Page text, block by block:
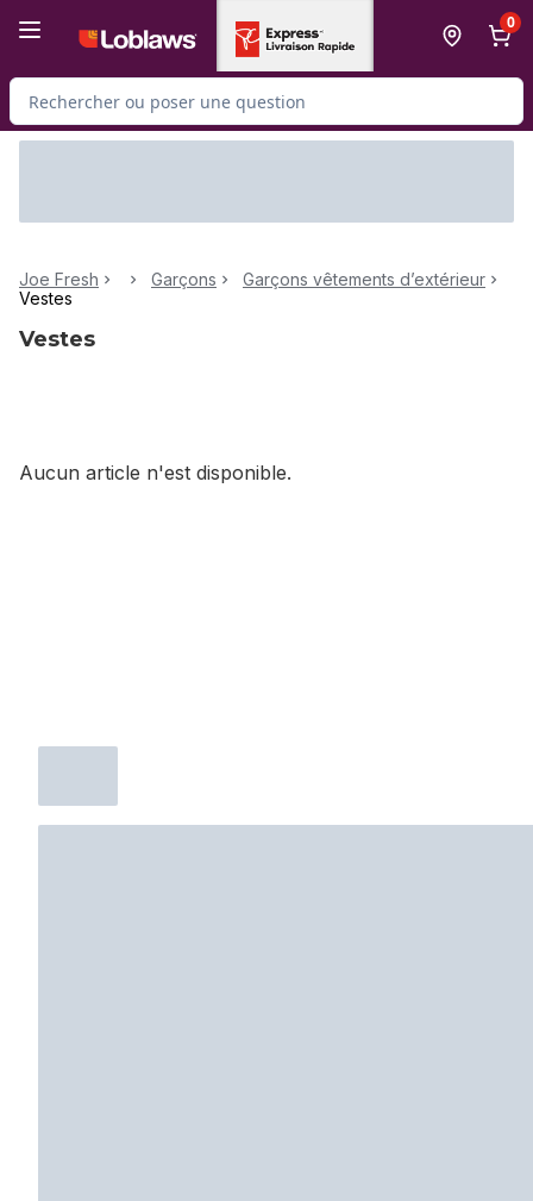
0
Rechercher des produits
Joe Fresh Garçons
Garçons vêtements d’extérieur
Vestes
Vestes
Aucun article n'est disponible.